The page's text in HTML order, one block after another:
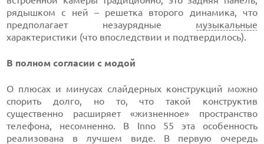
рядышком с ней – решетка второго динамика, что
предполагает незаурядные музыкальные
характеристики (что впоследствии и подтвердилось).
В полном согласии с модой
О плюсах и минусах слайдерных конструкций можно
спорить долго, но то, что такой конструктив
существенно расширяет «жизненное» пространство
телефона, несомненно. В Inno 55 эта особенность
реализована в лучшем виде. В первую очередь